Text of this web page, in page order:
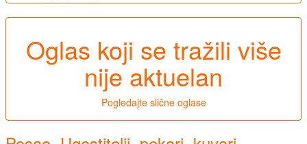
Oglas koji se tražili više
nije aktuelan
Pogledajte slične oglase